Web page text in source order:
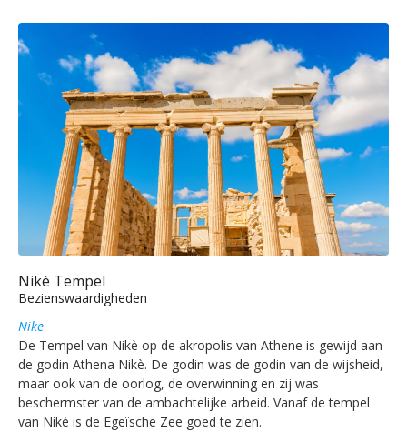
Nikè Tempel
Bezienswaardigheden
Nike
De Tempel van Nikè op de akropolis van Athene is gewijd aan
de godin Athena Nikè. De godin was de godin van de wijsheid,
maar ook van de oorlog, de overwinning en zij was
beschermster van de ambachtelijke arbeid. Vanaf de tempel
van Nikè is de Egeïsche Zee goed te zien.